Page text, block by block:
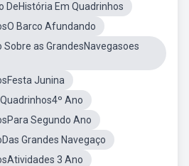
DeHistória Em Quadrinhos
Barco Afundando
Sobre as GrandesNavegasoes
Junina
Ano
Segundo Ano
Grandes Navegaço
3 Ano